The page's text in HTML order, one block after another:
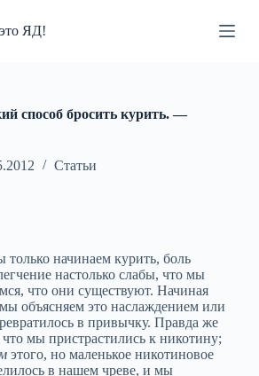
ЯД!
способ бросить курить. —
Статьи
начинаем курить, боль
настолько слабы, что мы
что они существуют. Начиная
объясняем это наслаждением или
в привычку. Правда же
что мы пристрастились к никотину;
этого, но маленькое никотиновое
в нашем чреве, и мы